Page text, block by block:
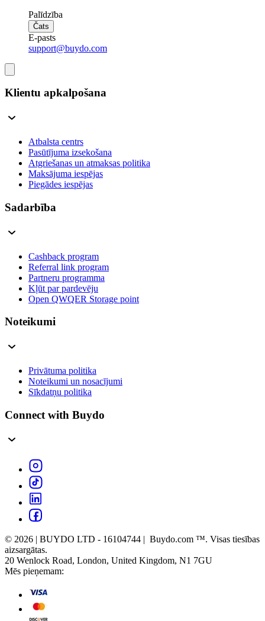
Palīdzība
Čats
E-pasts
support@buydo.com
Klientu apkalpošana
Atbalsta centrs
Pasūtījuma izsekošana
Atgriešanas un atmaksas politika
Maksājuma iespējas
Piegādes iespējas
Sadarbība
Cashback program
Referral link program
Partneru programma
Kļūt par pardevēju
Open QWQER Storage point
Noteikumi
Privātuma politika
Noteikumi un nosacījumi
Sīkdatņu politika
Connect with Buydo
© 2026 | BUYDO LTD - 16104744 | Buydo.com ™. Visas tiesības
aizsargātas.
20 Wenlock Road, London, United Kingdom, N1 7GU
Mēs pieņemam: